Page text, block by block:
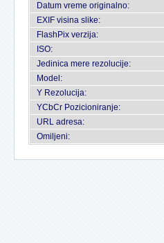
Datum vreme originalno:
EXIF visina slike:
FlashPix verzija:
ISO:
Jedinica mere rezolucije:
Model:
Y Rezolucija:
YCbCr Pozicioniranje:
URL adresa:
Omiljeni: